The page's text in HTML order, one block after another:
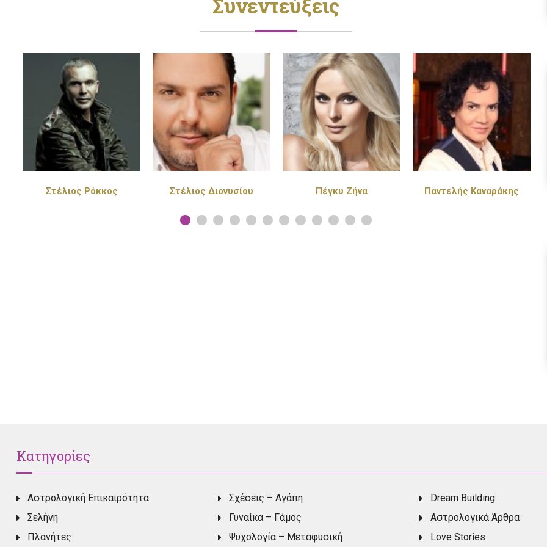
Συνεντεύξεις
Στέλιος Διονυσίου Πέγκυ Ζήνα Παντελής Καναράκης Πάνος Κιάμος
Κατηγορίες
Αστρολογική Επικαιρότητα
Σελήνη
Πλανήτες
Σχέσεις – Αγάπη
Γυναίκα – Γάμος
Ψυχολογία – Μεταφυσική
Dream Building
Αστρολογικά Άρθρα
Love Stories